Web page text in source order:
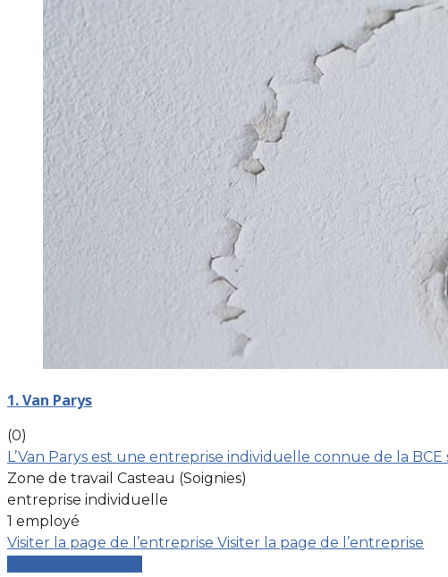
1. Van Parys
(0)
L’Van Parys est une entreprise individuelle connue de la
Zone de travail Casteau (Soignies)
entreprise individuelle
1 employé
Visiter la page de l’entreprise Visiter la page de l’entreprise